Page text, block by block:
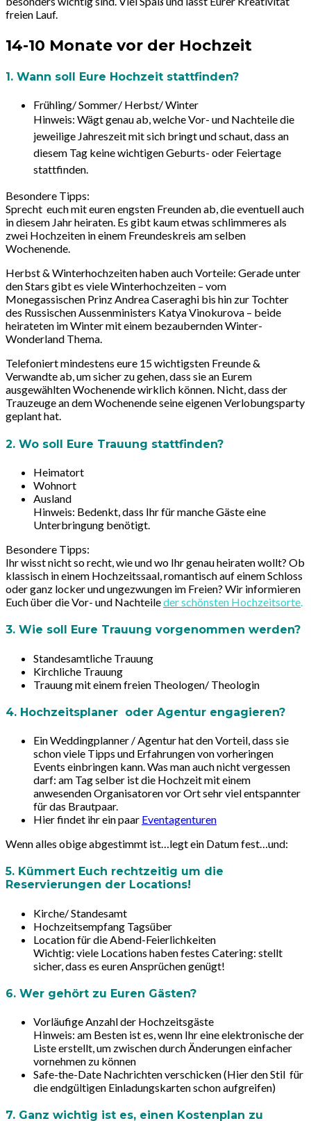
freien Lauf.
14-10 Monate vor der Hochzeit
1. Wann soll Eure Hochzeit stattfinden?
Frühling/ Sommer/ Herbst/ Winter
Hinweis: Wägt genau ab, welche Vor- und Nachteile die
jeweilige Jahreszeit mit sich bringt und schaut, dass an
diesem Tag keine wichtigen Geburts- oder Feiertage
stattfinden.
Besondere Tipps:
Sprecht euch mit euren engsten Freunden ab, die eventuell auch
in diesem Jahr heiraten. Es gibt kaum etwas schlimmeres als
zwei Hochzeiten in einem Freundeskreis am selben
Wochenende.
Herbst & Winterhochzeiten haben auch Vorteile: Gerade unter
den Stars gibt es viele Winterhochzeiten – vom
Monegassischen Prinz Andrea Caseraghi bis hin zur Tochter
des Russischen Aussenministers Katya Vinokurova – beide
heirateten im Winter mit einem bezaubernden Winter-
Wonderland Thema.
Telefoniert mindestens eure 15 wichtigsten Freunde &
Verwandte ab, um sicher zu gehen, dass sie an Eurem
ausgewählten Wochenende wirklich können. Nicht, dass der
Trauzeuge an dem Wochenende seine eigenen Verlobungsparty
geplant hat.
2. Wo soll Eure Trauung stattfinden?
Heimatort
Wohnort
Ausland
Hinweis: Bedenkt, dass Ihr für manche Gäste eine
Unterbringung benötigt.
Besondere Tipps:
Ihr wisst nicht so recht, wie und wo Ihr genau heiraten wollt? Ob
klassisch in einem Hochzeitssaal, romantisch auf einem Schloss
oder ganz locker und ungezwungen im Freien? Wir informieren
Euch über die Vor- und Nachteileder schönsten Hochzeitsorte.
3. Wie soll Eure Trauung vorgenommen werden?
Standesamtliche Trauung
Kirchliche Trauung
Trauung mit einem freien Theologen/ Theologin
4. Hochzeitsplaner oder Agentur engagieren?
Ein Weddingplanner / Agentur hat den Vorteil, dass sie
schon viele Tipps und Erfahrungen von vorheringen
Events einbringen kann. Was man auch nicht vergessen
darf: am Tag selber ist die Hochzeit mit einem
anwesenden Organisatoren vor Ort sehr viel entspannter
für das Brautpaar.
Hier findet ihr ein paar Eventagenturen
Wenn alles obige abgestimmt ist…legt ein Datum fest…und:
5. Kümmert Euch rechtzeitig um die
Reservierungen der Locations!
Kirche/ Standesamt
Hochzeitsempfang Tagsüber
Location für die Abend-Feierlichkeiten
Wichtig: viele Locations haben festes Catering: stellt
sicher, dass es euren Ansprüchen genügt!
6. Wer gehört zu Euren Gästen?
Vorläufige Anzahl der Hochzeitsgäste
Hinweis: am Besten ist es, wenn Ihr eine elektronische der
Liste erstellt, um zwischen durch Änderungen einfacher
vornehmen zu können
Safe-the-Date Nachrichten verschicken (Hier den Stil für
die endgültigen Einladungskarten schon aufgreifen)
7. Ganz wichtig ist es, einen Kostenplan zu